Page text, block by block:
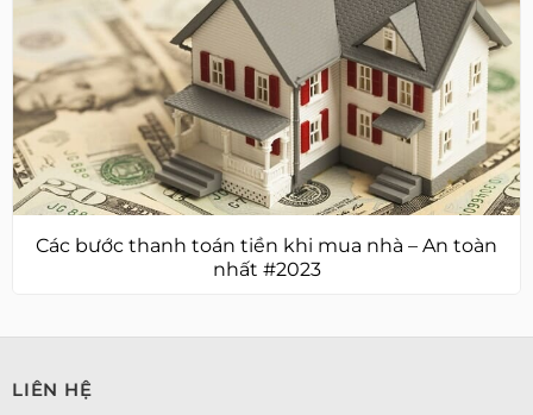
Các bước thanh toán tiền khi mua nhà – An toàn
nhất #2023
LIÊN HỆ